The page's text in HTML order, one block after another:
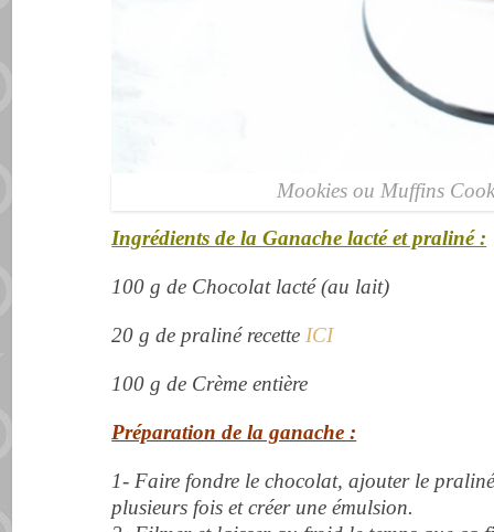
Mookies ou Muffins
Ingrédients de la Ganache lacté et praliné :
100 g de Chocolat lacté (au lait)
20 g de praliné recette ICI
100 g de Crème entière
Préparation de la ganache :
1- Faire fondre le chocolat, ajouter le
plusieurs fois et créer une émulsion.